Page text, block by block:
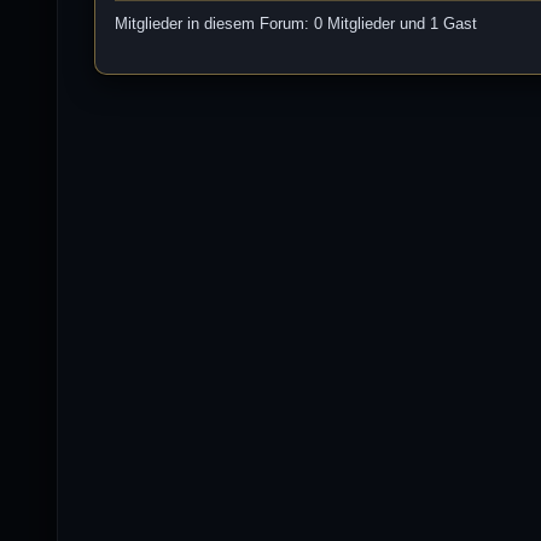
Mitglieder in diesem Forum: 0 Mitglieder und 1 Gast